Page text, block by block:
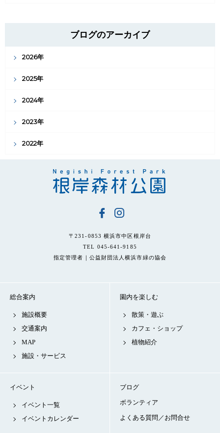
ブログのアーカイブ
2026年
2025年
2024年
2023年
2022年
〒231-0853 横浜市中区根岸台
TEL 045-641-9185
指定管理者｜公益財団法人横浜市緑の協会
総合案内
施設概要
交通案内
MAP
施設・サービス
園内を楽しむ
散策・遊ぶ
カフェ・ショップ
植物紹介
イベント
イベント一覧
イベントカレンダー
ブログ
ボランティア
よくある質問／お問合せ